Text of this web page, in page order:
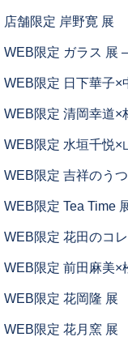
店舗限定 岸野寛 展
WEB限定 ガラス
WEB限定 日下華子×
WEB限定 清岡幸道×
WEB限定 水垣千悦×
WEB限定 吉祥のう
WEB限定 Tea Time
WEB限定 花田のコ
WEB限定 前田麻美×
WEB限定 花岡隆 展
WEB限定 花月窯 展